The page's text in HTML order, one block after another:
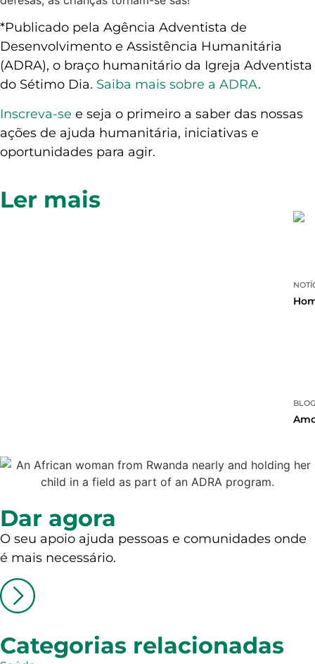
*Publicado pela Agência Adventista de
Desenvolvimento e Assistência Humanitária
(ADRA), o braço humanitário da Igreja Adventista
do Sétimo Dia. Saiba mais sobre a ADRA.
Inscreva-se e seja o primeiro a saber das nossas
ações de ajuda humanitária, iniciativas e
oportunidades para agir.
Ler mais
Dar agora
O seu apoio ajuda pessoas e comunidades onde
é mais necessário.
Categorias relacionadas